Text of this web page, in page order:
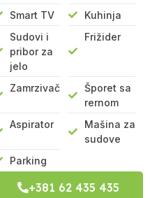
Smart TV
Kuhinja
Sudovi i
pribor za
jelo
Frižider
Zamrzivač
Šporet sa
rernom
Aspirator
Mašina za
sudove
Parking
+381 62 435 435